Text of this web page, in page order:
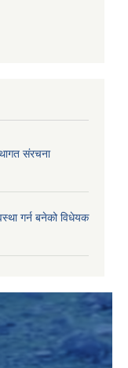
संरचना
गर्न बनेको विधेयक